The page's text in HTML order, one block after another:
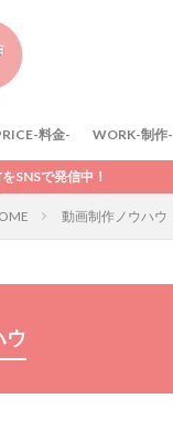
料金- WORK-制作-
動画制作ノウハウ
ウ